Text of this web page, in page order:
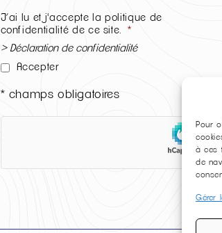
Pour
à ces
de
Gérer
J’ai lu et j'accepte la politique de
confidentialité de ce site.
*
Accepter
> Déclaration de confidentialité
* champs obligatoires